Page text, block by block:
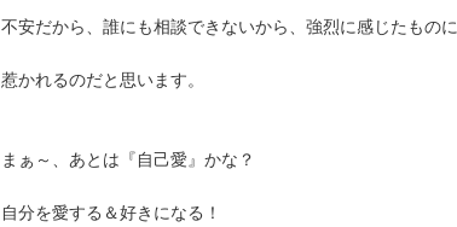
不安だから、誰にも相談できないから、強烈に感じたものに
惹かれるのだと思います。
まぁ～、あとは『自己愛』かな？
自分を愛する＆好きになる！